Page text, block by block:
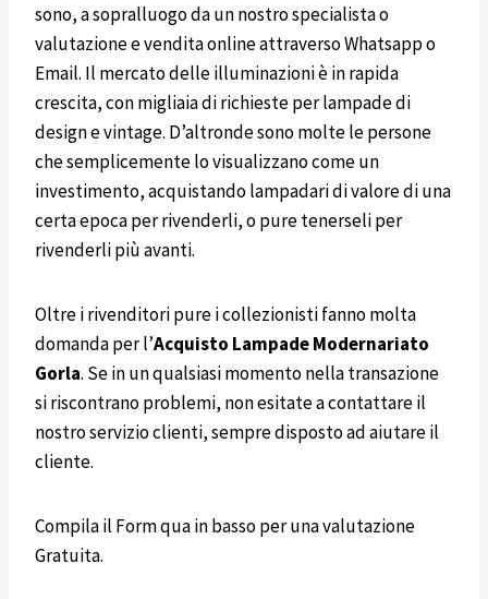
sono, a sopralluogo da un nostro specialista o
valutazione e vendita online attraverso Whatsapp o
Email. Il mercato delle illuminazioni è in rapida
crescita, con migliaia di richieste per lampade di
design e vintage. D’altronde sono molte le persone
che semplicemente lo visualizzano come un
investimento, acquistando lampadari di valore di una
certa epoca per rivenderli, o pure tenerseli per
rivenderli più avanti.
Oltre i rivenditori pure i collezionisti fanno molta
domanda per l’Acquisto Lampade Modernariato
Gorla. Se in un qualsiasi momento nella transazione
si riscontrano problemi, non esitate a contattare il
nostro servizio clienti, sempre disposto ad aiutare il
cliente.
Compila il Form qua in basso per una valutazione
Gratuita.